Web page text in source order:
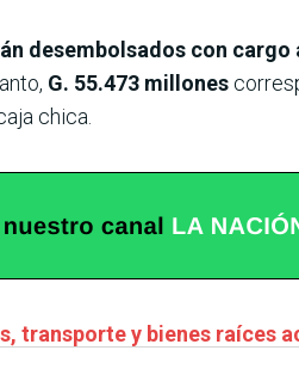
desembolsados con cargo
G. 55.473 millones
chica.
transporte y bienes raíces